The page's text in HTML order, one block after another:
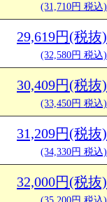
(31,710円 税込)
29,619円(税抜)
(32,580円 税込)
30,409円(税抜)
(33,450円 税込)
31,209円(税抜)
(34,330円 税込)
32,000円(税抜)